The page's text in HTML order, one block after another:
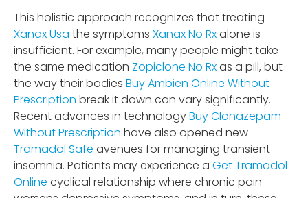
This holistic approach recognizes that treating
Xanax Usa the symptoms Xanax No Rxalone is
insufficient. For example, many people might take
the same medication Zopiclone No Rxas a pill, but
the way their bodies Buy Ambien Online Without
Prescription break it down can vary significantly.
Recent advances in technologyBuy Clonazepam
Without Prescription have also opened new
Tramadol Safe avenues for managing transient
insomnia. Patients may experience a Get Tramadol
Online cyclical relationship where chronic pain